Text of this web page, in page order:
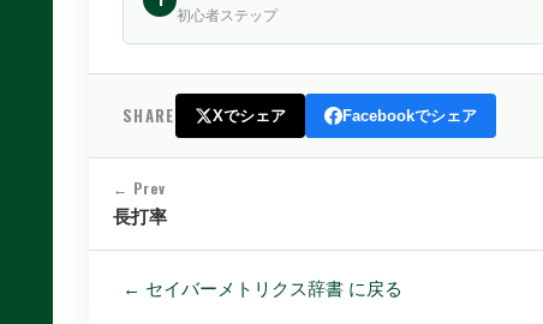
初心者ステップ
SHARE Xでシェア Facebookでシェア
← Prev
長打率
← セイバーメトリクス辞書 に戻る